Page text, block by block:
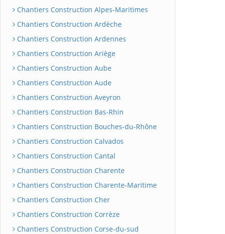
Chantiers Construction Alpes-Maritimes
Chantiers Construction Ardèche
Chantiers Construction Ardennes
Chantiers Construction Ariège
Chantiers Construction Aube
Chantiers Construction Aude
Chantiers Construction Aveyron
Chantiers Construction Bas-Rhin
Chantiers Construction Bouches-du-Rhône
Chantiers Construction Calvados
Chantiers Construction Cantal
Chantiers Construction Charente
Chantiers Construction Charente-Maritime
Chantiers Construction Cher
Chantiers Construction Corrèze
Chantiers Construction Corse-du-sud